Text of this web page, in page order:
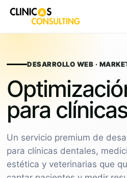
contentDESARROLLO WEB ·
para
Un servicio premium de
para clínicas dentales,
estética y veterinarias que